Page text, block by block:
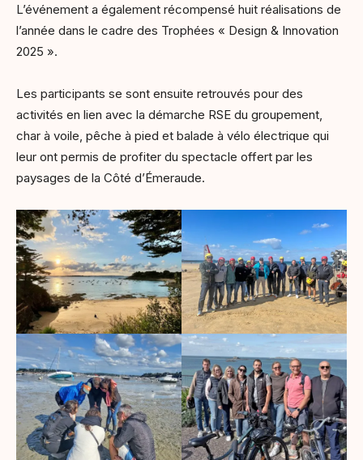
L’événement a également récompensé huit réalisations de
l’année dans le cadre des Trophées « Design & Innovation
2025 ».
Les participants se sont ensuite retrouvés pour des
activités en lien avec la démarche RSE du groupement,
char à voile, pêche à pied et balade à vélo électrique qui
leur ont permis de profiter du spectacle offert par les
paysages de la Côté d’Émeraude.